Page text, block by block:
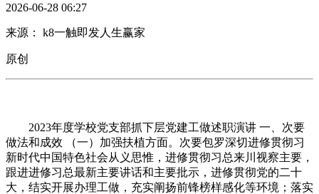
2026-06-28 06:27
来源： k8一触即发人生赢家
原创
2023年度学校党支部抓下层党建工做述职演讲 一、次要
做法和成效 （一）加强扶植方面。次要包罗深切进修贯彻习
新时代中国特色社会从义思惟，进修贯彻习总来川视察主要，
跟进进修习总最新主要讲话和主要批示，进修贯彻党的二十
大，结实开展办理工做，充实阐扬前锋榜样感化等环境；落实